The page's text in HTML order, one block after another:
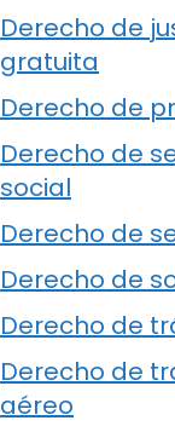
Derecho de
gratuita
Derecho de
Derecho de
social
Derecho de
Derecho de
Derecho de
Derecho de
aéreo